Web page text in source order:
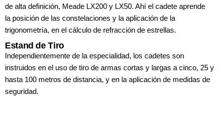
de alta definición, Meade LX200 y LX50. Ahí el cadete aprende
la posición de las constelaciones y la aplicación de la
trigonometría, en el cálculo de refracción de estrellas.
Estand de Tiro
Independientemente de la especialidad, los cadetes son
instruidos en el uso de tiro de armas cortas y largas a cinco, 25 y
hasta 100 metros de distancia, y en la aplicación de medidas de
seguridad.